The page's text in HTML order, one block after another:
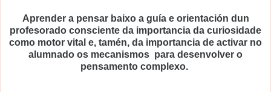
Aprender a pensar baixo a guía e orientación dun
profesorado consciente da importancia da curiosidade
como motor vital e, tamén, da importancia de activar no
alumnado os mecanismos para desenvolver o
pensamento complexo.